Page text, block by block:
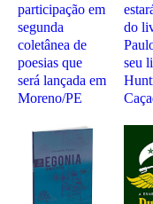
participação em
segunda
coletânea de
poesias que
será lançada em
Moreno/PE
do
seu